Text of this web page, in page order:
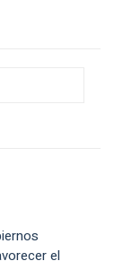
el